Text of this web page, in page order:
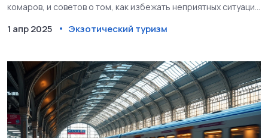
комаров, и советов о том, как избежать неприятных ситуаций
свою семью от болезней и дискомфорта. Получите
среди тропического великолепия.
1 апр 2025 Экзотический туризм